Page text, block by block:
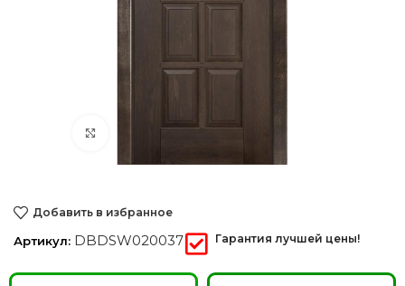
Нажмите, чтобы увеличить
Добавить в избранное
Артикул: DBDSW020037 Гарантия лучшей цены!